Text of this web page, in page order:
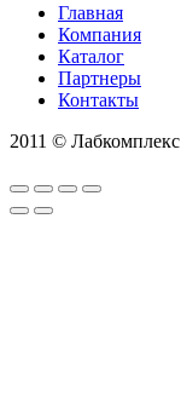
Главная
Компания
Каталог
Партнеры
Контакты
2011 © Лабкомплекс